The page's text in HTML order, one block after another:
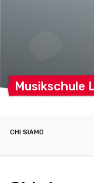
Musikschule
CHI SIAMO